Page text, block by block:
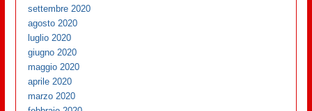
settembre 2020
agosto 2020
luglio 2020
giugno 2020
maggio 2020
aprile 2020
marzo 2020